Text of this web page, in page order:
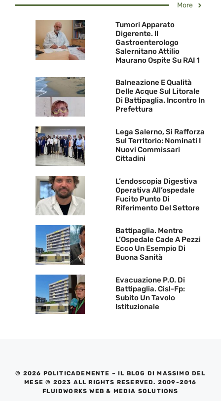
More
Tumori Apparato
Digerente. Il
Gastroenterologo
Salernitano Attilio
Maurano Ospite Su RAI 1
Balneazione E Qualità
Delle Acque Sul Litorale
Di Battipaglia. Incontro In
Prefettura
Lega Salerno, Si Rafforza
Sul Territorio: Nominati I
Nuovi Commissari
Cittadini
L’endoscopia Digestiva
Operativa All’ospedale
Fucito Punto Di
Riferimento Del Settore
Battipaglia. Mentre
L’Ospedale Cade A Pezzi
Ecco Un Esempio Di
Buona Sanità
Evacuazione P.O. Di
Battipaglia. Cisl-Fp:
Subito Un Tavolo
Istituzionale
© 2026 POLITICADEMENTE – IL BLOG DI MASSIMO DEL
MESE © 2023 ALL RIGHTS RESERVED. 2009-2016
FLUIDWORKS WEB & MEDIA SOLUTIONS